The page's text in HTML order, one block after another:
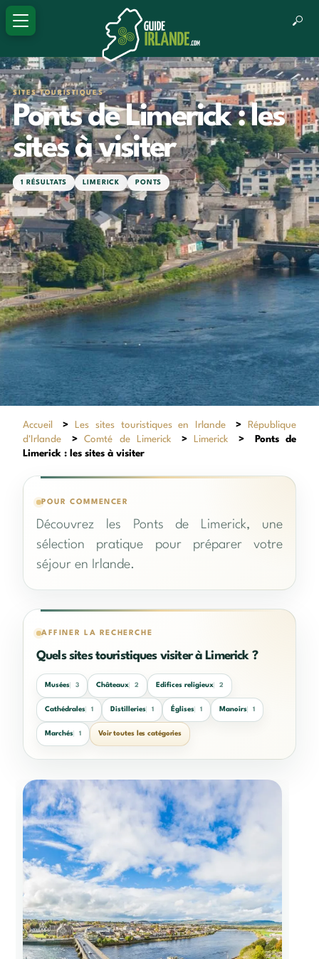
SITES TOURISTIQUES
Ponts de Limerick : les
sites à visiter
1 RÉSULTATS LIMERICK PONTS
Accueil > Les sites touristiques en Irlande >
République
d'Irlande
>Comté de Limerick > Limerick >
Ponts de
Limerick : les sites à visiter
POUR COMMENCER
Découvrez les Ponts de Limerick, une
sélection pratique pour préparer votre
séjour en Irlande.
AFFINER LA RECHERCHE
Quels sites touristiques visiter à Limerick ?
Musées 3 Châteaux 2 Edifices religieux 2
Cathédrales 1 Distilleries 1 Églises 1 Manoirs 1
Marchés 1 Voir toutes les catégories